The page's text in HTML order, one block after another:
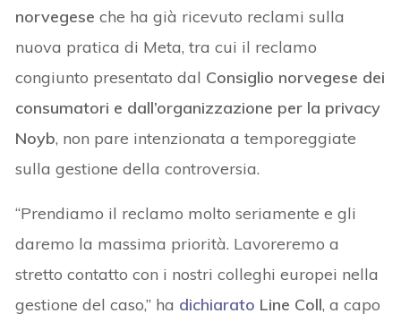
norvegese che ha già ricevuto reclami sulla
nuova pratica di Meta, tra cui il reclamo
congiunto presentato dal Consiglio norvegese dei
consumatori e dall’organizzazione per la privacy
Noyb, non pare intenzionata a temporeggiate
sulla gestione della controversia.
“Prendiamo il reclamo molto seriamente e gli
daremo la massima priorità. Lavoreremo a
stretto contatto con i nostri colleghi europei nella
gestione del caso,” ha dichiarato Line Coll, a capo